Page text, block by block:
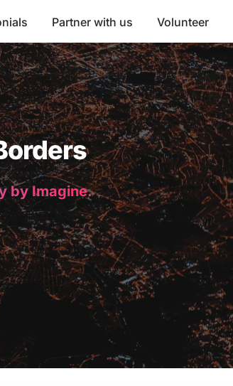
Partner with us Volunteer
by Imagine.